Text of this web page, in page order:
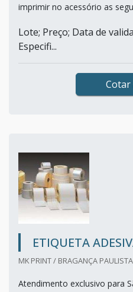
imprimir no acessório as
Lote; Preço; Data de
Especifi...
ETIQUETA
MK PRINT / BRAGANÇA
Atendimento exclusivo para